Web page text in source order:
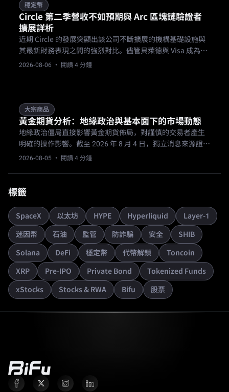
穩定幣
Circle 第二季營收不如預期與 Arc 區塊鏈驗證者
擴展詳析
近期 Circle 的發展突顯出該公司不斷擴展的機構基礎設施與
其最新財務表現之間的強烈對比。儘管貝萊德與 Visa 成為
Arc 區塊鏈的初始驗證者，但這家穩定幣發行商第二季的營收
2026-08-06 · 閱讀 4 分鐘
大宗商品
黃金期貨分析：地緣政治與基本面下的市場動態
地緣政治僵局直接影響黃金期貨佈局，對謹慎的交易者產生
明確的操作影響。截至 2026 年 8 月 4 日，獨立消息來源證
實，在美伊和平談判的不確定性與市場盤整下，金價依然穩
2026-08-05 · 閱讀 4 分鐘
標籤
SpaceX 以太坊 HYPE Hyperliquid Layer-1
迷因幣 石油 監管 防詐騙 安全 SHIB
Solana DeFi 穩定幣 代幣解鎖 Toncoin
XRP Pre-IPO Private Bond Tokenized Funds
xStocks Stocks & RWA Bifu 股票